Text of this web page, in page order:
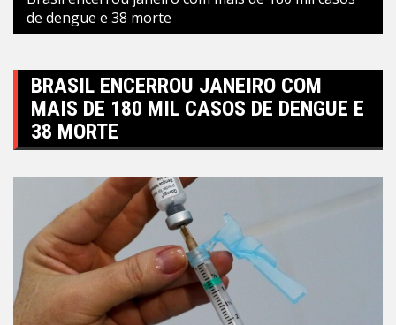
de dengue e 38 morte
BRASIL ENCERROU JANEIRO COM
MAIS DE 180 MIL CASOS DE DENGUE E
38 MORTE